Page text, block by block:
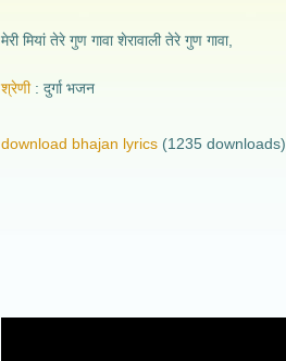
मेरी मियां तेरे गुण गावा शेरावाली तेरे गुण गावा,
श्रेणी दुर्गा भजन
download bhajan lyrics (1235 downloads)